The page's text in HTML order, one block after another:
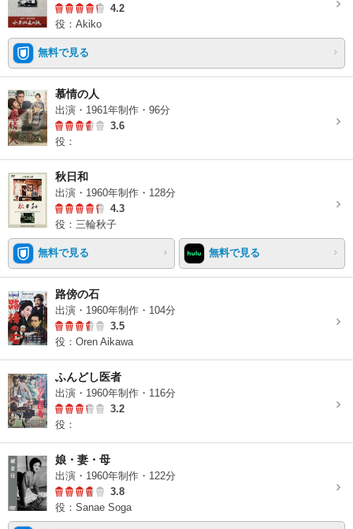
4.2
役：Akiko
無料で見る
慕情の人
出演・1961年制作・96分
3.6
役：
秋日和
出演・1960年制作・128分
4.3
役：三輪秋子
無料で見る 無料で見る
路傍の石
出演・1960年制作・104分
3.5
役：Oren Aikawa
ふんどし医者
出演・1960年制作・116分
3.2
役：
娘・妻・母
出演・1960年制作・122分
3.8
役：Sanae Soga